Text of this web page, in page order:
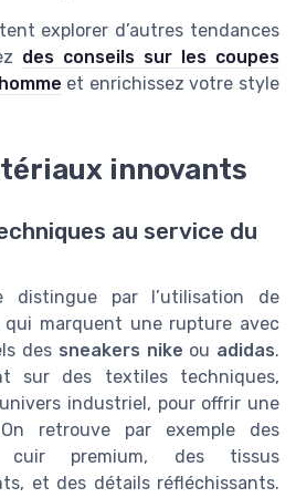
explorer d’autres tendances
des conseils sur les coupes
et enrichissez votre style
innovants
au service du
distingue par l’utilisation de
qui marquent une rupture avec
des sneakers nike ou adidas.
sur des textiles techniques,
industriel, pour offrir une
retrouve par exemple des
cuir premium, des tissus
et des détails réfléchissants.